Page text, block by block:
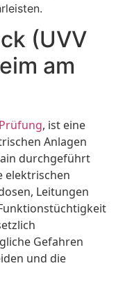
(UVV
am
, ist eine
Anlagen
durchgeführt
elektrischen
Leitungen
Gefahren
und die